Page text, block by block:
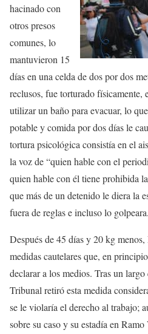
hacinado con
otros presos
comunes, lo
mantuvieron 15
días en una celda de dos por dos
reclusos, fue torturado físicamente,
utilizar un baño para evacuar, lo
potable y comida por dos días le
tortura psicológica consistía en el
la voz de “quien hable con el
quien hable con él tiene prohibida
que más de un detenido le diera la
fuera de reglas e incluso lo golpeara.
Después de 45 días y 20 kg
medidas cautelares que, en
declarar a los medios. Tras un
Tribunal retiró esta medida
se le violaría el derecho al trabajo;
sobre su caso y su estadía en Ramo